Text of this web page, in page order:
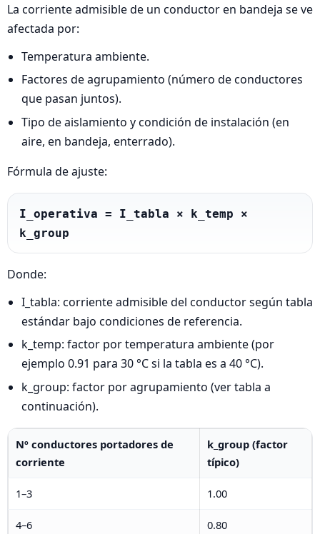
La corriente admisible de un conductor en bandeja se ve
afectada por:
Temperatura ambiente.
Factores de agrupamiento (número de conductores
que pasan juntos).
Tipo de aislamiento y condición de instalación (en
aire, en bandeja, enterrado).
Fórmula de ajuste:
I_operativa = I_tabla × k_temp ×
k_group
Donde:
I_tabla: corriente admisible del conductor según tabla
estándar bajo condiciones de referencia.
k_temp: factor por temperatura ambiente (por
ejemplo 0.91 para 30 °C si la tabla es a 40 °C).
k_group: factor por agrupamiento (ver tabla a
continuación).
Nº conductores portadores de
corriente
k_group (factor
típico)
1–3 1.00
4–6 0.80